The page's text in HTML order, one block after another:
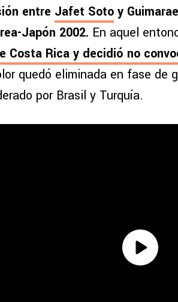
entre Jafet Soto y
Japón 2002. En aquel
Costa Rica y decidió no
quedó eliminada en fase de
por Brasil y Turquía.